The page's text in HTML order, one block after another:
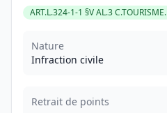
ART.L.324-1-1 §V AL.3 C.TOURISME.
Nature
Infraction civile
Retrait de points